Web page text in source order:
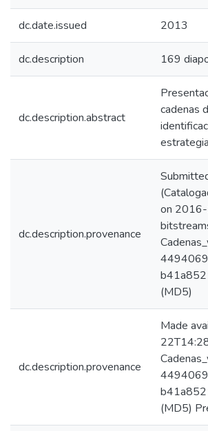
dc.date.issued 2013
dc.description 169
dc.description.abstract
cadenas
dc.description.provenance
on
4494069
(MD5)
dc.description.provenance
Made
4494069
(MD5)